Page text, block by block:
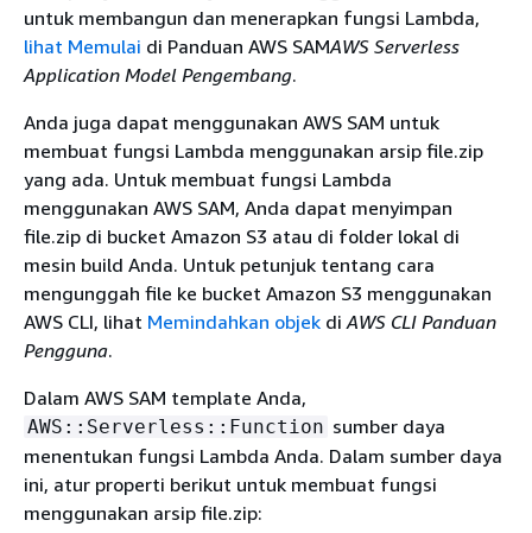
untuk membangun dan menerapkan fungsi Lambda,
lihat Memulai di Panduan AWS SAMAWS Serverless
Application Model Pengembang.
Anda juga dapat menggunakan AWS SAM untuk
membuat fungsi Lambda menggunakan arsip file.zip
yang ada. Untuk membuat fungsi Lambda
menggunakan AWS SAM, Anda dapat menyimpan
file.zip di bucket Amazon S3 atau di folder lokal di
mesin build Anda. Untuk petunjuk tentang cara
mengunggah file ke bucket Amazon S3 menggunakan
AWS CLI, lihat Memindahkan objek di AWS CLI Panduan
Pengguna.
Dalam AWS SAM template Anda,
AWS::Serverless::Function sumber daya
menentukan fungsi Lambda Anda. Dalam sumber daya
ini, atur properti berikut untuk membuat fungsi
menggunakan arsip file.zip: